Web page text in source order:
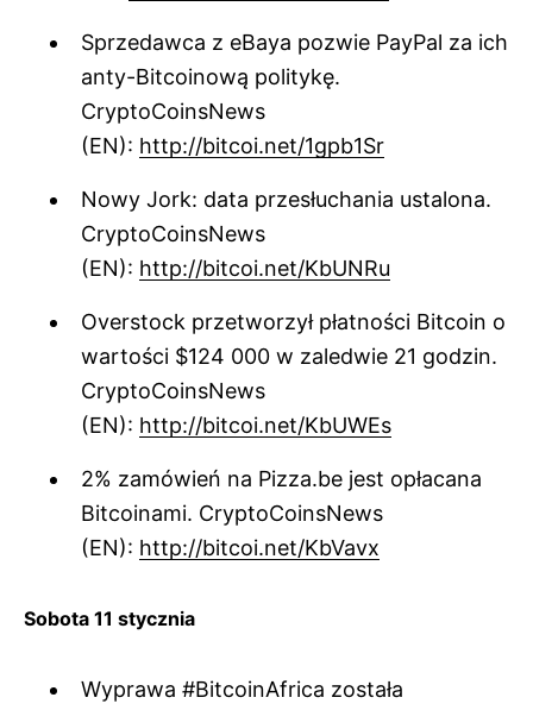
Sprzedawca z eBaya pozwie PayPal za ich
anty-Bitcoinową politykę.
CryptoCoinsNews
(EN): http://bitcoi.net/1gpb1Sr
Nowy Jork: data przesłuchania ustalona.
CryptoCoinsNews
(EN): http://bitcoi.net/KbUNRu
Overstock przetworzył płatności Bitcoin o
wartości $124 000 w zaledwie 21 godzin.
CryptoCoinsNews
(EN): http://bitcoi.net/KbUWEs
2% zamówień na Pizza.be jest opłacana
Bitcoinami. CryptoCoinsNews
(EN): http://bitcoi.net/KbVavx
Sobota 11 stycznia
Wyprawa #BitcoinAfrica została